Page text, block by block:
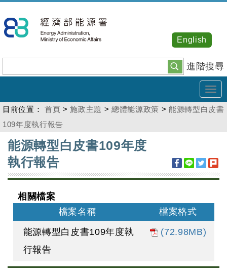
到
主
內
容
進階搜尋
English
目前位置： 首頁 >施政主題 >總體能源政策 >能源轉型白皮書
109年度執行報告
:::
能源轉型白皮書109年度
執行報告
相關檔案
檔案名稱
檔案格式
能源轉型白皮書109年度執
行報告
(72.98MB)